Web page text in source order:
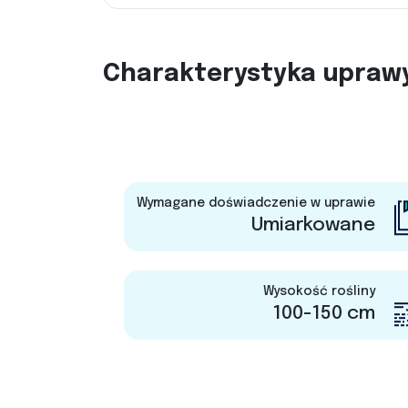
Charakterystyka
Wymagane doświadczenie w uprawie
Umiarkowane
Wysokość rośliny
100-150 cm